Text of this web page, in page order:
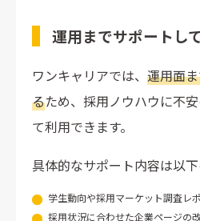
運用までサポートし
ワンキャリアでは、 運用面
るため、採用ノウハウに不
て利用できます。
具体的なサポート内容は以下
学生動向や採用マーケット調査レ
採用状況に合わせた企業ページの